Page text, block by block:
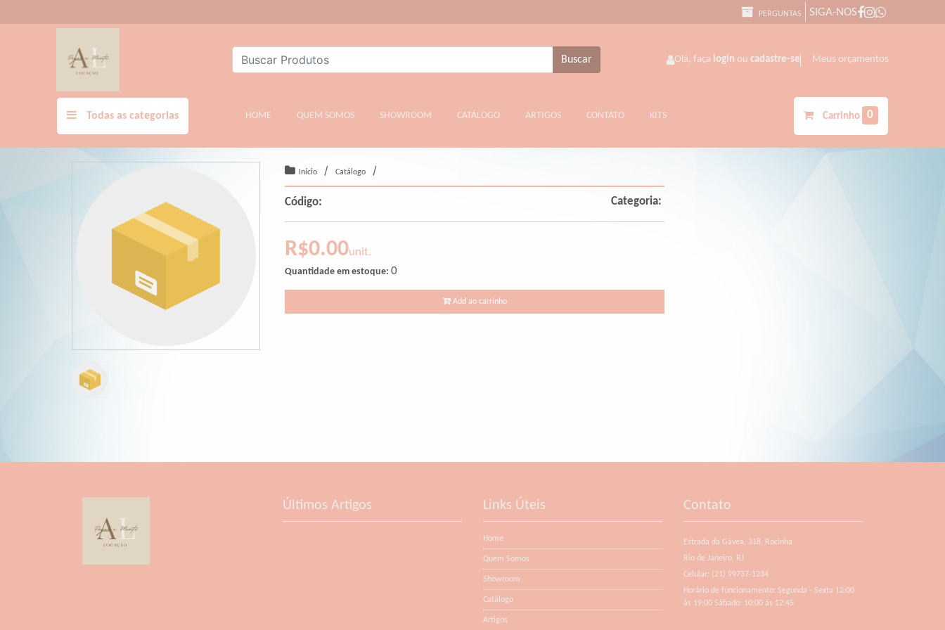
PERGUNTAS SIGA-NOS
Buscar Olá, faça login ou cadastre-se Meus orçamentos
Todas as categorias HOME (CURRENT)
QUEM SOMOS SHOWROOM CATÁLOGO ARTIGOS CONTATO KITS Carrinho 0
Início / Catálogo /
Código: Categoria:
R$0.00unit.
Quantidade em estoque: 0
Add ao carrinho
Últimos Artigos Links Úteis
Home
Quem Somos
Showroom
Catálogo
Artigos
Contato
Estrada da Gávea, 318, Rocinha
Rio de Janeiro, RJ
Celular: (21) 99737-1234
Horário de funcionamento: Segunda - Sexta 12:00
ás 19:00 Sábado: 10:00 ás 12:45